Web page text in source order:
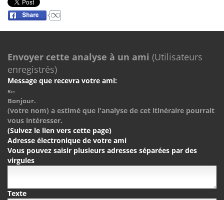
Envoyer cette analyse à un ami (Utilisateurs
enregistrés)
Message que recevra votre ami:
Re:
Bonjour.
(votre nom) a estimé que l'analyse de cet itinéraire pourrait
vous intéresser.
(Suivez le lien vers cette page)
Adresse électronique de votre ami
Vous pouvez saisir plusieurs adresses séparées par des
virgules
Texte